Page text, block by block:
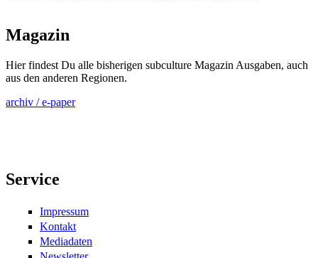
Magazin
Hier findest Du alle bisherigen subculture Magazin Ausgaben, auch
aus den anderen Regionen.
archiv / e-paper
Service
Impressum
Kontakt
Mediadaten